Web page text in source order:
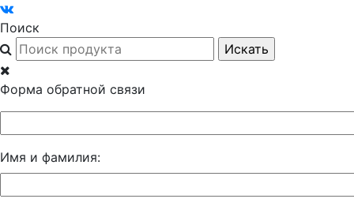
Поиск
Форма обратной связи
Имя и фамилия: